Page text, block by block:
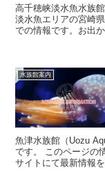
高千穂峡淡水魚水族
淡水魚エリアの宮崎
での情報です。お出
水族館案内
魚津水族館（Uozu
です。 このページの
サイトにて最新情報